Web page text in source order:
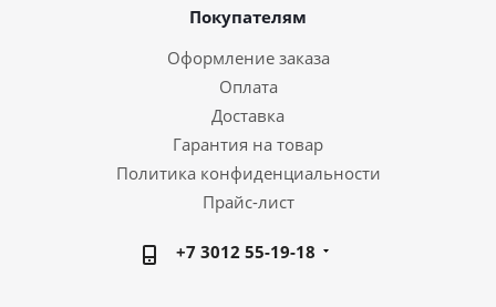
Покупателям
Оформление заказа
Оплата
Доставка
Гарантия на товар
Политика конфиденциальности
Прайс-лист
+7 3012 55-19-18